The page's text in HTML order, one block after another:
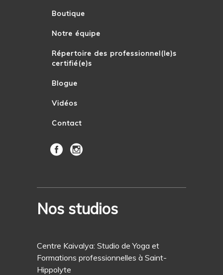
Boutique
Notre équipe
Répertoire des professionnel(le)s
certifié(e)s
Blogue
Vidéos
Contact
Nos studios
Centre Kaivalya: Studio de Yoga et
Formations professionnelles à Saint-
Hippolyte